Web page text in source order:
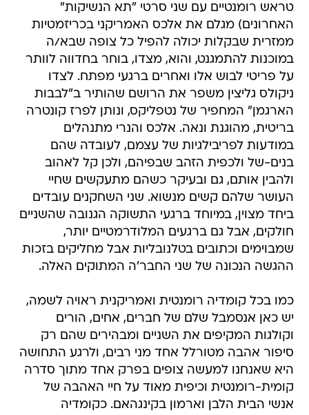
טראש רומנטיים עם שני סרטי "תא הנשיקות"
האחרונים) מגלם את אלכס האמריקני בכריזמטיות
ממזרית שבקלות יכולה להפיל כל צופה שבא/ה
במוכנות להתמגנט, והוא, מצדו, בוחר בחדווה לוותר
על פריטי לבוש אלו ואחרים ברגעי מפתח. לצדו
ניקולס גליצין משפר את הרושם שהותיר ב"לבבות
הארגמן" המחפיר של נטפליקס, ונותן לפרז קונטרה
בריטית, מהוגנת ונאה. אלכס והנרי מתנהלים
במודעות לפריבילגיות של עצמם, לעובדה שהם
בנים-של ולכפית הזהב שבפיהם, ולכן קל לאהוב
ולהבין אותם, גם ובעיקר כשהם מתעקשים שחיי
העושר שלהם קשים מנשוא. שני השחקנים עובדים
ביחד מצוין, במיוחד ברגעי התשוקה הגנובה שהשניים
חולקים, אבל גם ברגעים המלודרמטיים יותר,
שמבוימים וכתובים בטלנובליות אבל מחליקים בזכות
ההגשה הנכונה של שני החבר'ה המתוקים האלה.
כמו בכל קומדיה רומנטית ואמריקנית ראויה לשמה,
יש כאן אנסמבל שלם של חברים, אחים, הורים
וקולגות המקיפים את השניים ומבהירים שהם רק
סיפור אהבה מטורלל אחד מני רבים, ולרגע התחושה
היא שאנחנו למעשה צופים בפרק אחד מתוך סדרה
קומית-רומנטית וכיפית מאוד על חיי האהבה של
אנשי הבית הלבן וארמון בקינגהאם. כקומדיה